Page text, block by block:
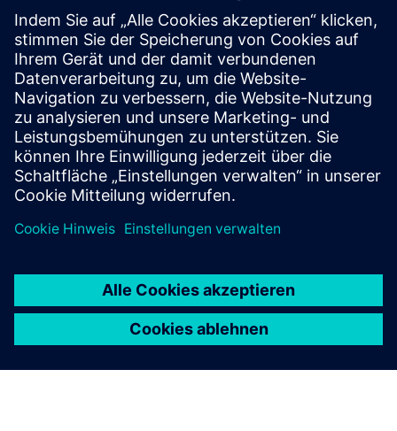
Horizon Suite
The Horizon Software Suite provides a collection of
powerful and versatile desktop graphical tools that simplify
and boost several processes and operations within a
railway signalling system’s project life-cycle, such as layout
de...
Mehr erfahren